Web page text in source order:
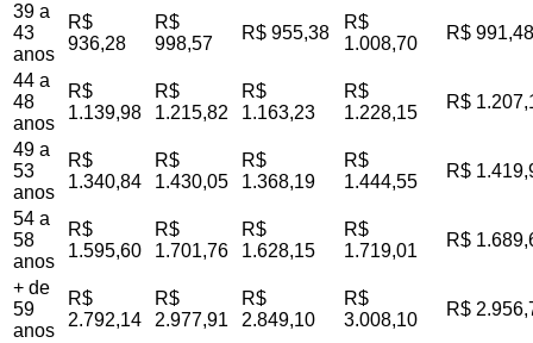
39 a
43
anos
R$
936,28
R$
998,57
R$ 955,38
R$
1.008,70
R$ 991,48
44 a
48
anos
R$
1.139,98
R$
1.215,82
R$
1.163,23
R$
1.228,15
R$
49 a
53
anos
R$
1.340,84
R$
1.430,05
R$
1.368,19
R$
1.444,55
R$
54 a
58
anos
R$
1.595,60
R$
1.701,76
R$
1.628,15
R$
1.719,01
R$
+ de
59
anos
R$
2.792,14
R$
2.977,91
R$
2.849,10
R$
3.008,10
R$